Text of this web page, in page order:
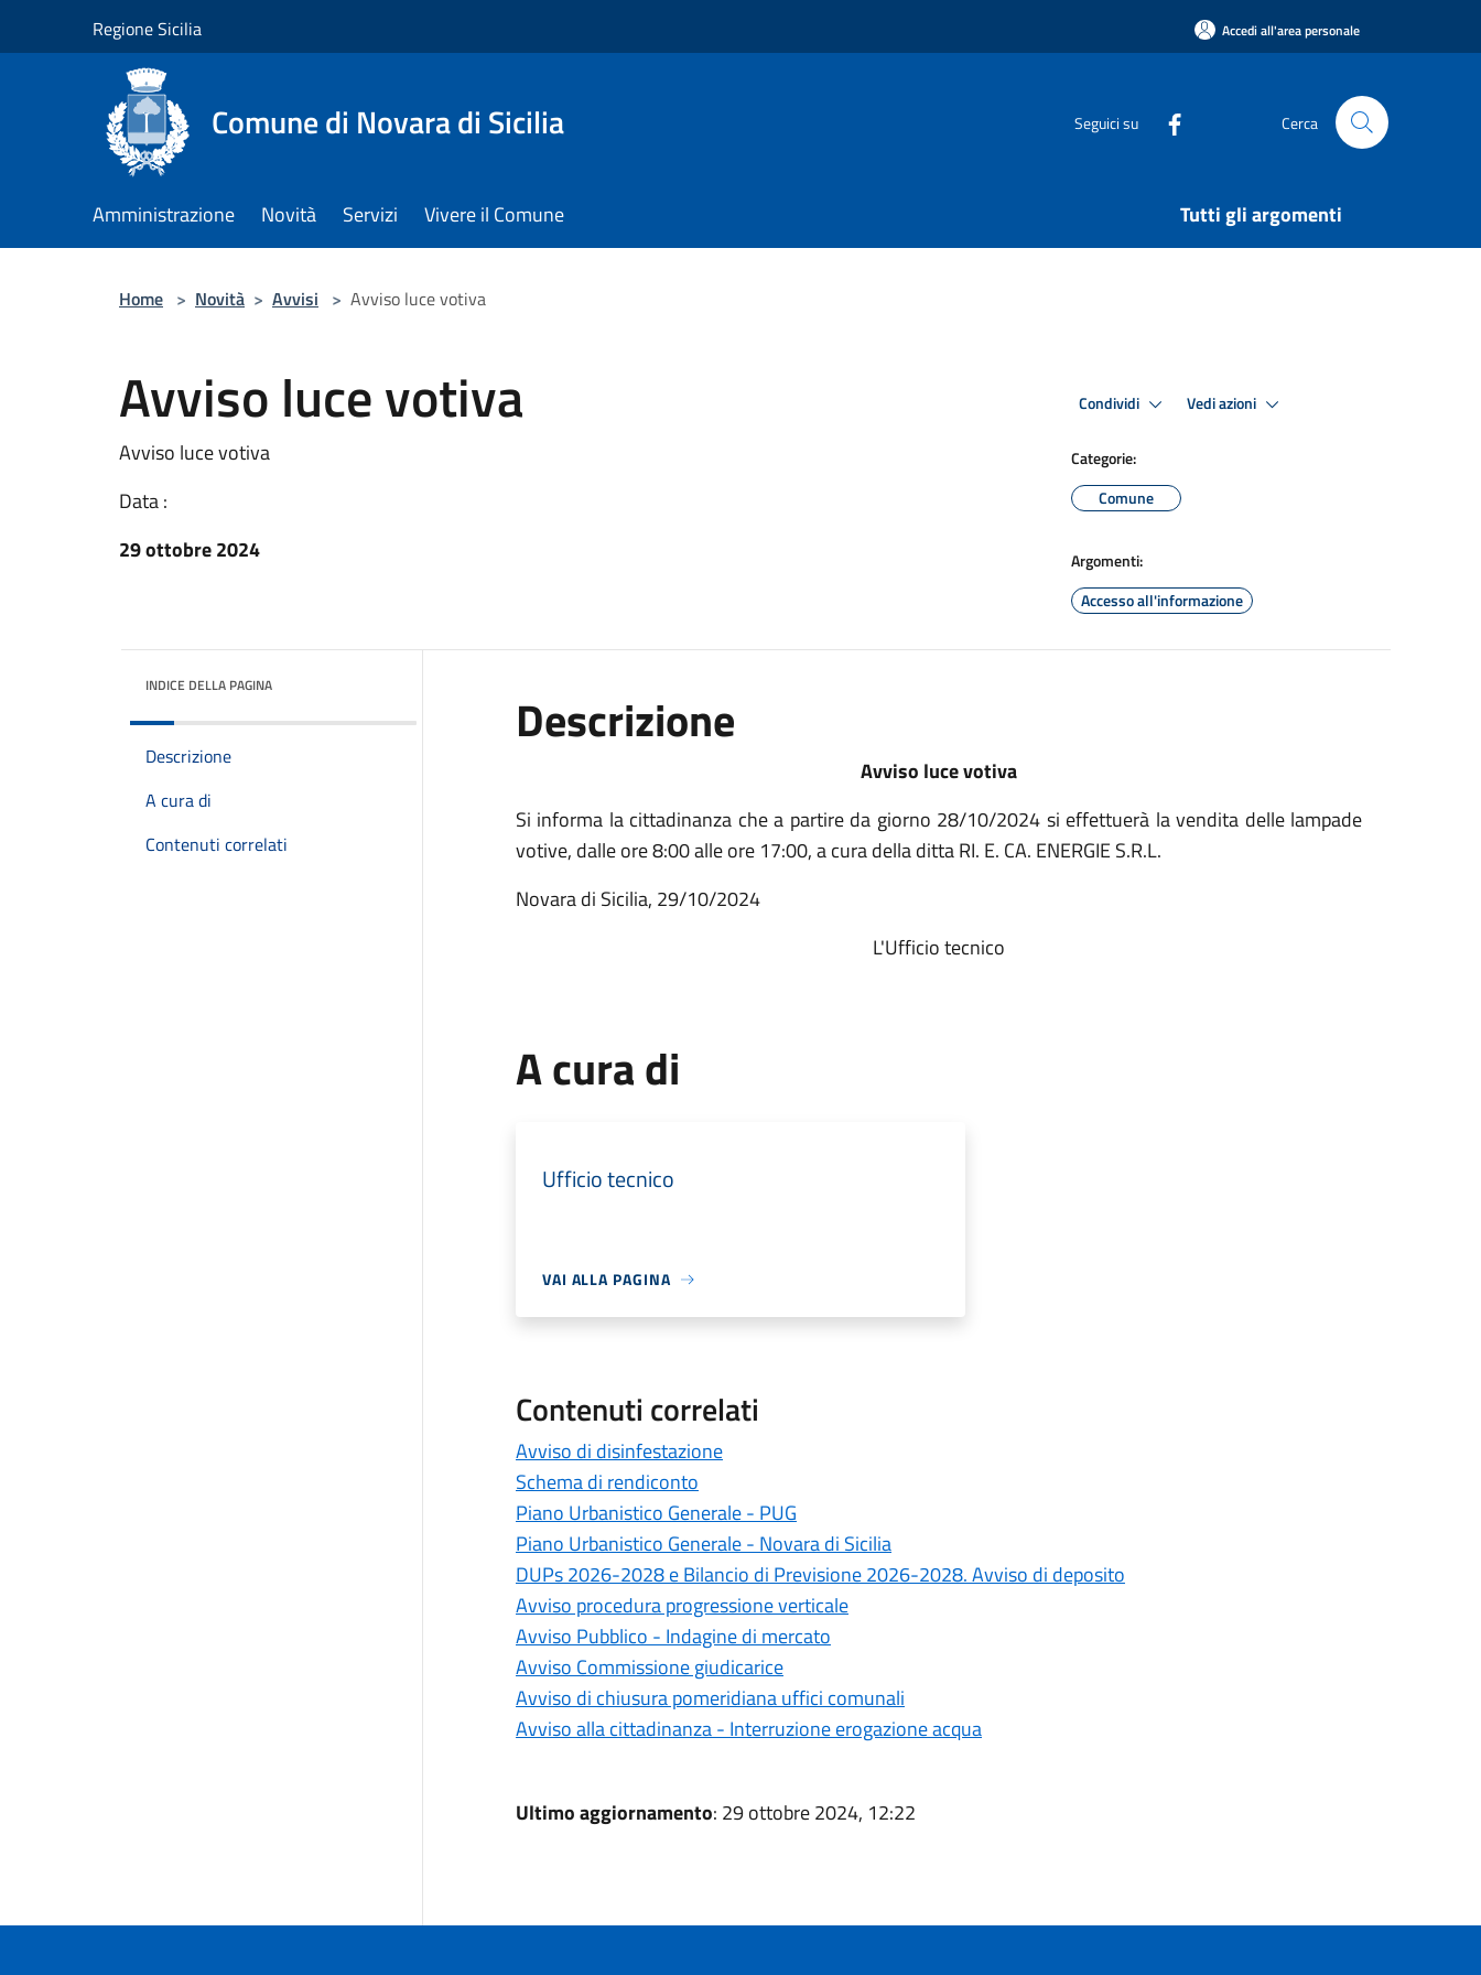
Regione Sicilia Accedi all'area personale
Comune di Novara di Sicilia Seguici su Cerca
Amministrazione Novità Servizi Vivere il Comune Tutti gli argomenti
Home > Novità > Avvisi > Avviso luce votiva
Avviso luce votiva
Avviso luce votiva
Data :
29 ottobre 2024
Condividi Vedi azioni
Categorie:
Comune
Argomenti:
Accesso all'informazione
INDICE DELLA PAGINA
Descrizione
A cura di
Contenuti correlati
Descrizione
Avviso luce votiva
Si informa la cittadinanza che a partire da giorno 28/10/2024 si effettuerà la vendita delle lampade
votive, dalle ore 8:00 alle ore 17:00, a cura della ditta RI. E. CA. ENERGIE S.R.L.
Novara di Sicilia, 29/10/2024
L'Ufficio tecnico
A cura di
Ufficio tecnico
VAI ALLA PAGINA
Contenuti correlati
Avviso di disinfestazione
Schema di rendiconto
Piano Urbanistico Generale - PUG
Piano Urbanistico Generale - Novara di Sicilia
DUPs 2026-2028 e Bilancio di Previsione 2026-2028. Avviso di deposito
Avviso procedura progressione verticale
Avviso Pubblico - Indagine di mercato
Avviso Commissione giudicarice
Avviso di chiusura pomeridiana uffici comunali
Avviso alla cittadinanza - Interruzione erogazione acqua
Ultimo aggiornamento: 29 ottobre 2024, 12:22